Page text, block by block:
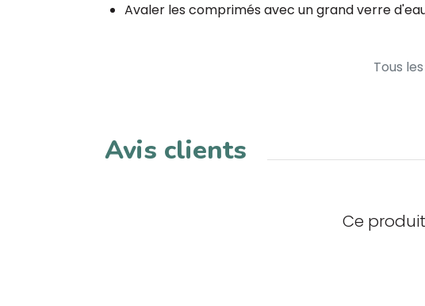
Avaler les comprimés avec un grand verre
Tous
Avis clients
Ce